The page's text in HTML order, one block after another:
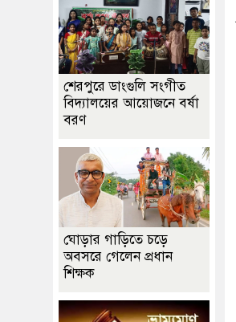
শেরপুরে ডাংগুলি সংগীত
বিদ্যালয়ের আয়োজনে বর্ষা
বরণ
ঘোড়ার গাড়িতে চড়ে
অবসরে গেলেন প্রধান
শিক্ষক